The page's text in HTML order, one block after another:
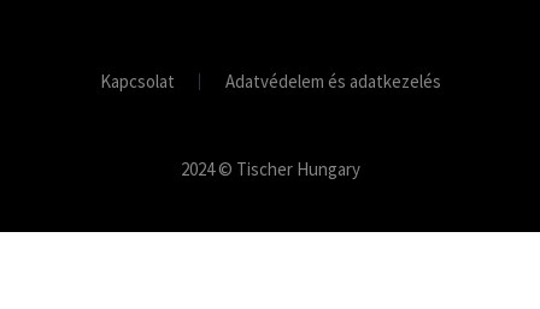
Kapcsolat Adatvédelem és adatkezelés
2024 © Tischer Hungary